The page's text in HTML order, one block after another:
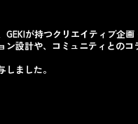
が持つクリエイティブ企画
ン設計や、コミュニティとのコ
ました。